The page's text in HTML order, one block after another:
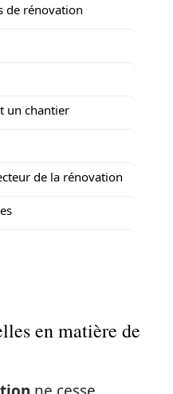
de rénovation
un chantier
de la rénovation
en matière de